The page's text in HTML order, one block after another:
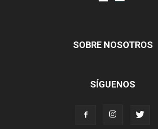
SOBRE NOSOTROS
SÍGUENOS